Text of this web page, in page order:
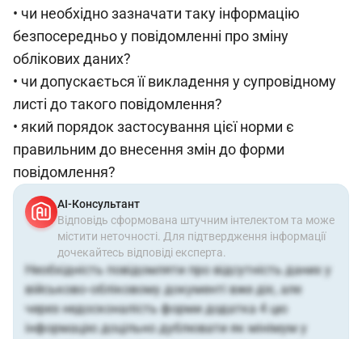
• чи необхідно зазначати таку інформацію
безпосередньо у повідомленні про зміну
облікових даних?
• чи допускається її викладення у супровідному
листі до такого повідомлення?
• який порядок застосування цієї норми є
правильним до внесення змін до форми
повідомлення?
АІ-Консультант
Відповідь сформована штучним інтелектом та може
містити неточності. Для підтвердження інформації
дочекайтесь відповіді експерта.
Необхідність повідомляти про відсутність даних у
військово‑обліковому документі вже діє, але
через недосконалість форми додатка 4 цю
інформацію доцільно дублювати як мінімум у